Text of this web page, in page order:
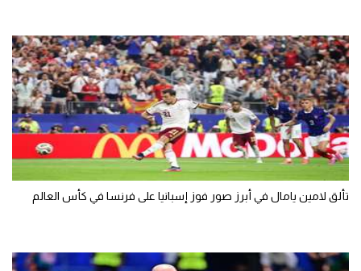
تألق لامين يامال في أبرز صور فوز إسبانيا على فرنسا في كأس العالم